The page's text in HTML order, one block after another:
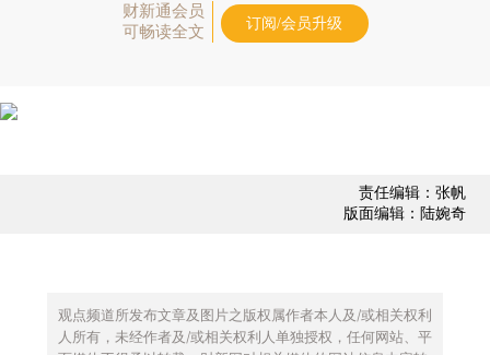
财新通会员
可畅读全文
订阅/会员升级
责任编辑：张帆
版面编辑：陆婉奇
观点频道所发布文章及图片之版权属作者本人及/或相关权利
人所有，未经作者及/或相关权利人单独授权，任何网站、平